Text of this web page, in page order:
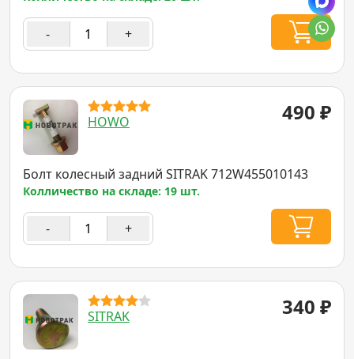
- +
HOWO 490 ₽
Болт колесный задний SITRAK 712W455010143
Колличество на складе: 19 шт.
- +
SITRAK 340 ₽